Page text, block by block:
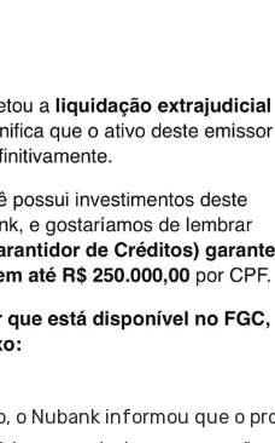
o Nubank informou que o